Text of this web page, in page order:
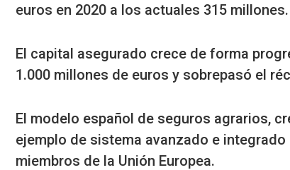
euros en 2020 a los actuales 315 millones.
El capital asegurado crece de forma
1.000 millones de euros y sobrepasó el
El modelo español de seguros agrarios,
ejemplo de sistema avanzado e
miembros de la Unión Europea.